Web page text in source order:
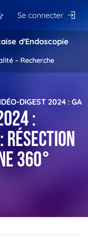
Se connecter
d'Endoscopie
– Recherche
DIGEST 2024 :
:
résection
360°